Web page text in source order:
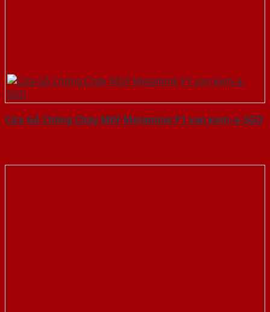
Cửa Gỗ Chống Cháy MDF Melamine P1 van kem-a-SGD